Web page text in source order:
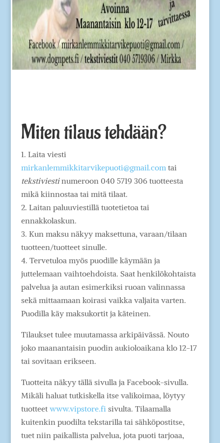
Miten tilaus tehdään?
1. Laita viesti
mirkanlemmikkitarvikepuoti@gmail.comtai
tekstiviestinumeroon 040 5719 306 tuotteesta
mikä kiinnostaa tai mitä tilaat.
2. Laitan paluuviestillä tuotetietoa tai
ennakkolaskun.
3. Kun maksu näkyy maksettuna, varaan/tilaan
tuotteen/tuotteet sinulle.
4. Tervetuloa myös puodille käymään ja
juttelemaan vaihtoehdoista. Saat henkilökohtaista
palvelua ja autan esimerkiksi ruoan valinnassa
sekä mittaamaan koirasi vaikka valjaita varten.
Puodilla käy maksukortit ja käteinen.
Tilaukset tulee muutamassa arkipäivässä. Nouto
joko maanantaisin puodin aukioloaikana klo 12-17
tai sovitaan erikseen.
Tuotteita näkyy tällä sivulla ja Facebook-sivulla.
Mikäli haluat tutkiskella itse valikoimaa, löytyy
tuotteet www.vipstore.fisivulta. Tilaamalla
kuitenkin puodilta tekstarilla tai sähköpostitse,
tuet niin paikallista palvelua, jota puoti tarjoaa,